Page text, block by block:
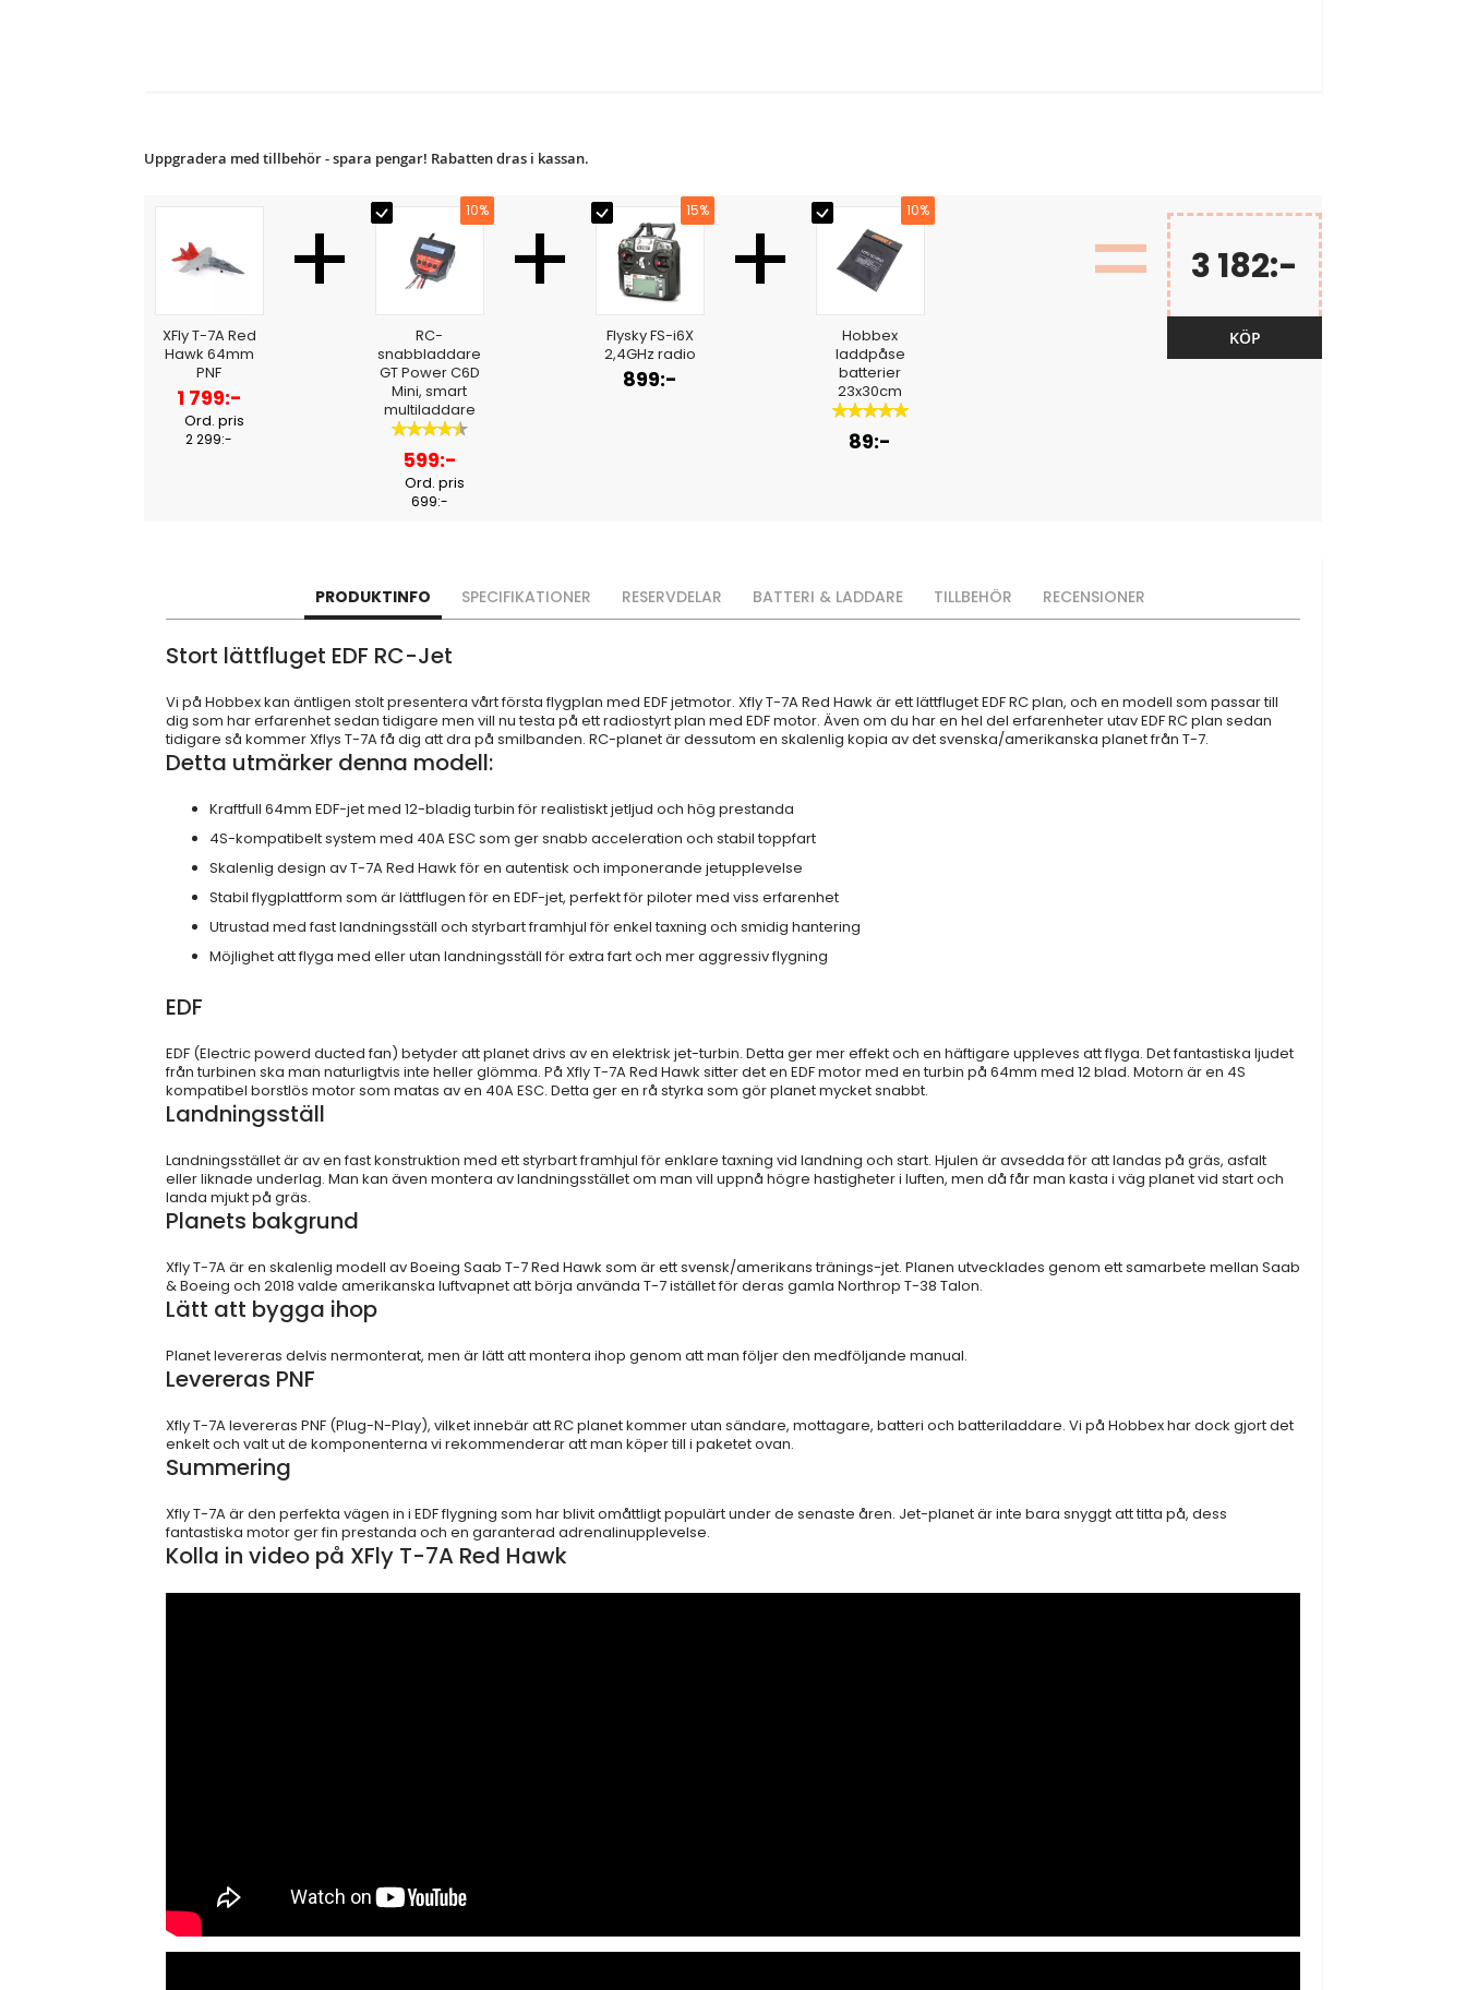
Uppgradera med tillbehör - spara pengar! Rabatten dras i kassan.
XFly T-7A Red
Hawk 64mm
PNF
Specialpris
1 799:-
Ord. pris
2 299:-
+ 10%
RC-
snabbladdare
GT Power C6D
Mini, smart
multiladdare
Betyg:
Specialpris
599:-
Ord. pris
699:-
+ 15%
Flysky FS-i6X
2,4GHz radio
899:-
+ 10%
Hobbex
laddpåse
batterier
23x30cm
Betyg:
89:-
= 3 182:-
KÖP
PRODUKTINFO
Stort lättfluget EDF RC-Jet
Vi på Hobbex kan äntligen stolt presentera vårt första flygplan med EDF jetmotor. Xfly T-7A Red Hawk är ett lättfluget EDF RC plan, och en modell som passar till
dig som har erfarenhet sedan tidigare men vill nu testa på ett radiostyrt plan med EDF motor. Även om du har en hel del erfarenheter utav EDF RC plan sedan
tidigare så kommer Xflys T-7A få dig att dra på smilbanden. RC-planet är dessutom en skalenlig kopia av det svenska/amerikanska planet från T-7.
Detta utmärker denna modell:
Kraftfull 64mm EDF-jet med 12-bladig turbin för realistiskt jetljud och hög prestanda
4S-kompatibelt system med 40A ESC som ger snabb acceleration och stabil toppfart
Skalenlig design av T-7A Red Hawk för en autentisk och imponerande jetupplevelse
Stabil flygplattform som är lättflugen för en EDF-jet, perfekt för piloter med viss erfarenhet
Utrustad med fast landningsställ och styrbart framhjul för enkel taxning och smidig hantering
Möjlighet att flyga med eller utan landningsställ för extra fart och mer aggressiv flygning
EDF
EDF (Electric powerd ducted fan) betyder att planet drivs av en elektrisk jet-turbin. Detta ger mer effekt och en häftigare uppleves att flyga. Det fantastiska ljudet
från turbinen ska man naturligtvis inte heller glömma. På Xfly T-7A Red Hawk sitter det en EDF motor med en turbin på 64mm med 12 blad. Motorn är en 4S
kompatibel borstlös motor som matas av en 40A ESC. Detta ger en rå styrka som gör planet mycket snabbt.
Landningsställ
Landningsstället är av en fast konstruktion med ett styrbart framhjul för enklare taxning vid landning och start. Hjulen är avsedda för att landas på gräs, asfalt
eller liknade underlag. Man kan även montera av landningsstället om man vill uppnå högre hastigheter i luften, men då får man kasta i väg planet vid start och
landa mjukt på gräs.
Planets bakgrund
Xfly T-7A är en skalenlig modell av Boeing Saab T-7 Red Hawk som är ett svensk/amerikans tränings-jet. Planen utvecklades genom ett samarbete mellan Saab
& Boeing och 2018 valde amerikanska luftvapnet att börja använda T-7 istället för deras gamla Northrop T-38 Talon.
Lätt att bygga ihop
Planet levereras delvis nermonterat, men är lätt att montera ihop genom att man följer den medföljande manual.
Levereras PNF
Xfly T-7A levereras PNF (Plug-N-Play), vilket innebär att RC planet kommer utan sändare, mottagare, batteri och batteriladdare. Vi på Hobbex har dock gjort det
enkelt och valt ut de komponenterna vi rekommenderar att man köper till i paketet ovan.
Summering
Xfly T-7A är den perfekta vägen in i EDF flygning som har blivit omåttligt populärt under de senaste åren. Jet-planet är inte bara snyggt att titta på, dess
fantastiska motor ger fin prestanda och en garanterad adrenalinupplevelse.
Kolla in video på XFly T-7A Red Hawk
SPECIFIKATIONER RESERVDELAR BATTERI & LADDARE TILLBEHÖR RECENSIONER